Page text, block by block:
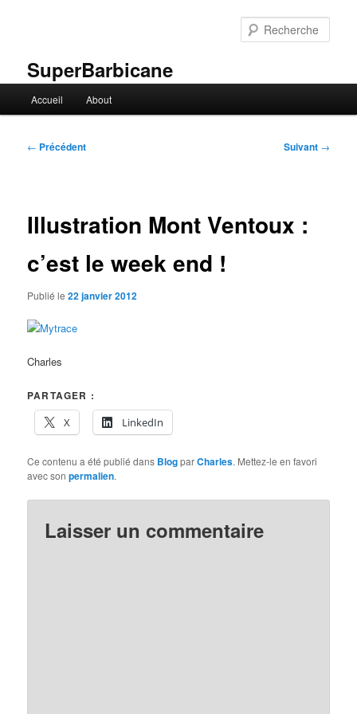
SuperBarbicane
principal
Accueil About
Navigation
← Précédent Suivant →
Illustration Mont Ventoux :
c’est le week end !
Publié le22 janvier 2012
Charles
PARTAGER :
X
LinkedIn
Ce contenu a été publié dans BlogparCharles. Mettez-le en favori
avec sonpermalien.
Laisser un commentaire